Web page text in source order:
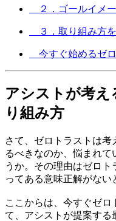
２．ゴールイメ
３．取り組み方
今すぐ始めるゼ
アシストが考
り組み方
さて、ゼロトラストは
るべきなのか、悩まれて
うか。その理由はゼロ
ってある意味正解がない
ここからは、今すぐゼ
て、アシストが提案する